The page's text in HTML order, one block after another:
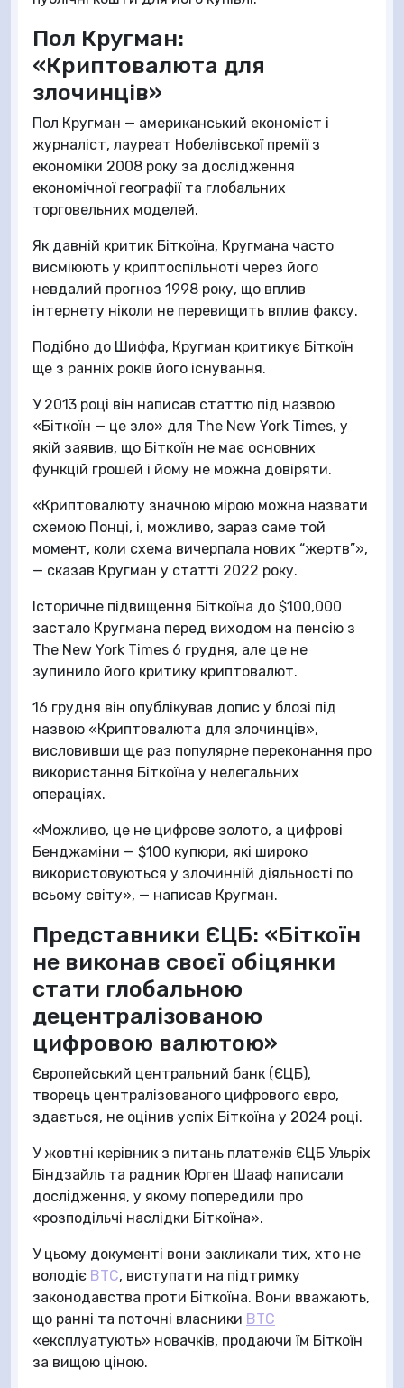
Пол Кругман:
«Криптовалюта для
злочинців»
Пол Кругман — американський економіст і
журналіст, лауреат Нобелівської премії з
економіки 2008 року за дослідження
економічної географії та глобальних
торговельних моделей.
Як давній критик Біткоїна, Кругмана часто
висміюють у криптоспільноті через його
невдалий прогноз 1998 року, що вплив
інтернету ніколи не перевищить вплив факсу.
Подібно до Шиффа, Кругман критикує Біткоїн
ще з ранніх років його існування.
У 2013 році він написав статтю під назвою
«Біткоїн — це зло» для The New York Times, у
якій заявив, що Біткоїн не має основних
функцій грошей і йому не можна довіряти.
«Криптовалюту значною мірою можна назвати
схемою Понці, і, можливо, зараз саме той
момент, коли схема вичерпала нових “жертв”»,
— сказав Кругман у статті 2022 року.
Історичне підвищення Біткоїна до $100,000
застало Кругмана перед виходом на пенсію з
The New York Times 6 грудня, але це не
зупинило його критику криптовалют.
16 грудня він опублікував допис у блозі під
назвою «Криптовалюта для злочинців»,
висловивши ще раз популярне переконання про
використання Біткоїна у нелегальних
операціях.
«Можливо, це не цифрове золото, а цифрові
Бенджаміни — $100 купюри, які широко
використовуються у злочинній діяльності по
всьому світу», — написав Кругман.
Представники ЄЦБ: «Біткоїн
не виконав своєї обіцянки
стати глобальною
децентралізованою
цифровою валютою»
Європейський центральний банк (ЄЦБ),
творець централізованого цифрового євро,
здається, не оцінив успіх Біткоїна у 2024 році.
У жовтні керівник з питань платежів ЄЦБ Ульріх
Біндзайль та радник Юрген Шааф написали
дослідження, у якому попередили про
«розподільчі наслідки Біткоїна».
У цьому документі вони закликали тих, хто не
володіє BTC, виступати на підтримку
законодавства проти Біткоїна. Вони вважають,
що ранні та поточні власники BTC
«експлуатують» новачків, продаючи їм Біткоїн
за вищою ціною.